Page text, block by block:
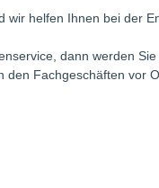
helfen Ihnen bei der
dann werden
Fachgeschäften vor